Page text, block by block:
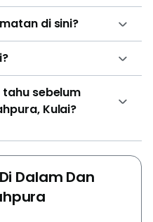
di sini?
sebelum
Kulai?
Dalam Dan